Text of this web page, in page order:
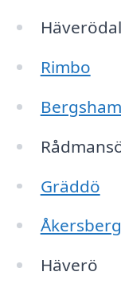
Häverödal
Rimbo
Gräddö
Häverö